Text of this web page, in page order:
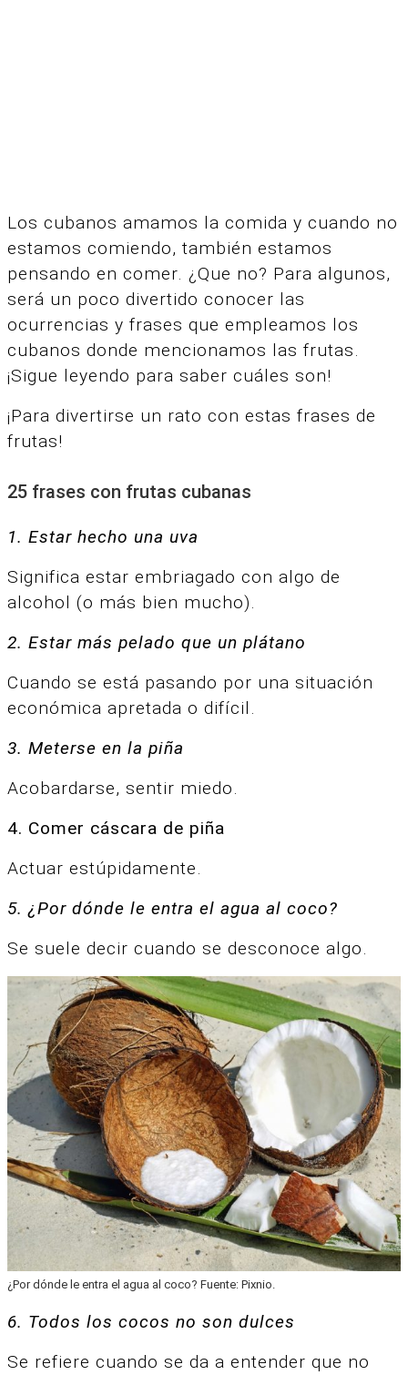
Los cubanos amamos la comida y cuando no
estamos comiendo, también estamos
pensando en comer. ¿Que no? Para algunos,
será un poco divertido conocer las
ocurrencias y frases que empleamos los
cubanos donde mencionamos las frutas.
¡Sigue leyendo para saber cuáles son!
¡Para divertirse un rato con estas frases de
frutas!
25 frases con frutas cubanas
1. Estar hecho una uva
Significa estar embriagado con algo de
alcohol (o más bien mucho).
2. Estar más pelado que un plátano
Cuando se está pasando por una situación
económica apretada o difícil.
3. Meterse en la piña
Acobardarse, sentir miedo.
4. Comer cáscara de piña
Actuar estúpidamente.
5. ¿Por dónde le entra el agua al coco?
Se suele decir cuando se desconoce algo.
¿Por dónde le entra el agua al coco? Fuente: Pixnio.
6. Todos los cocos no son dulces
Se refiere cuando se da a entender que no